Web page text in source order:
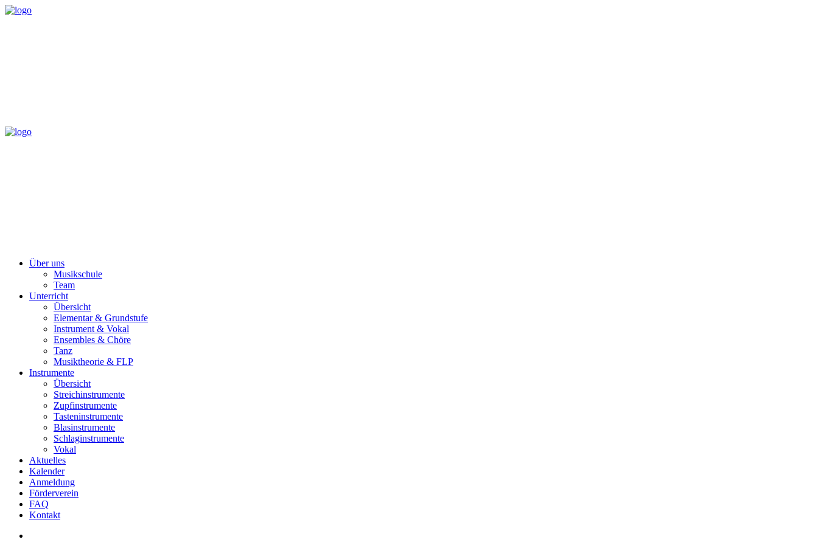
Über uns
Musikschule
Team
Unterricht
Übersicht
Elementar & Grundstufe
Instrument & Vokal
Ensembles & Chöre
Tanz
Musiktheorie & FLP
Instrumente
Übersicht
Streichinstrumente
Zupfinstrumente
Tasteninstrumente
Blasinstrumente
Schlaginstrumente
Vokal
Aktuelles
Kalender
Anmeldung
Förderverein
FAQ
Kontakt